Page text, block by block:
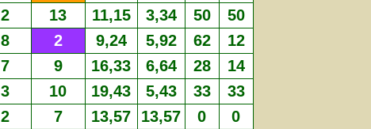
2 13 11,15 3,34 50 50
8 2 9,24 5,92 62 12
7 9 16,33 6,64 28 14
3 10 19,43 5,43 33 33
2 7 13,57 13,57 0 0